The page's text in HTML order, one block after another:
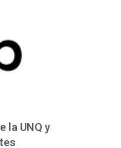
la UNQ y